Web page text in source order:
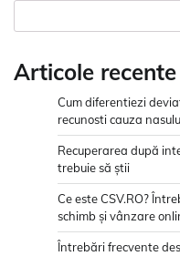
Articole recente
Cum diferentiezi
recunosti cauza
Recuperarea după
trebuie să știi
Ce este CSV.RO?
schimb și vânzare
Întrebări frecvente